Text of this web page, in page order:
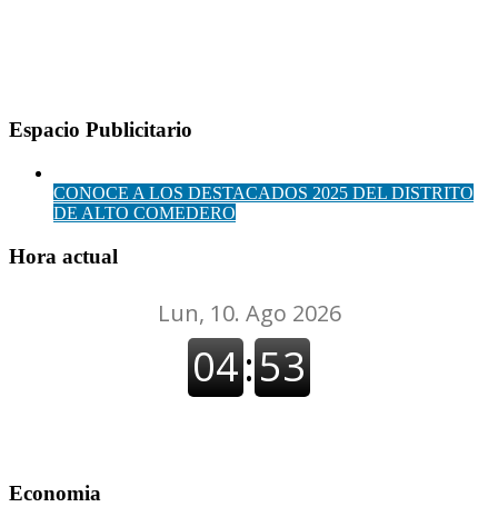
Espacio Publicitario
CONOCE A LOS DESTACADOS 2025 DEL DISTRITO
DE ALTO COMEDERO
Hora actual
Economia